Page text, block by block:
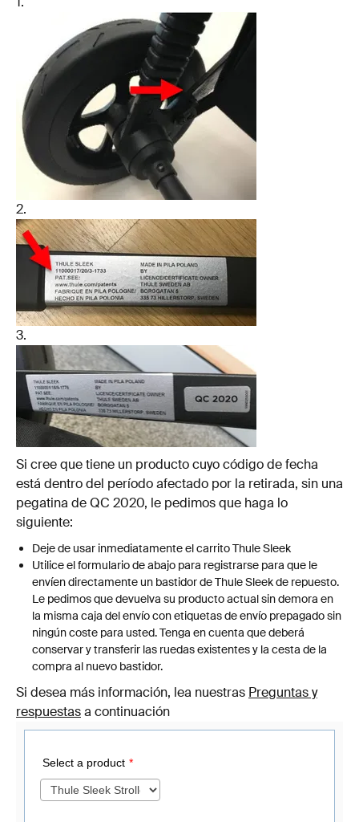
2.
3.
Si cree que tiene un producto cuyo código de fecha
está dentro del período afectado por la retirada, sin una
pegatina de QC 2020, le pedimos que haga lo
siguiente:
Deje de usar inmediatamente el carrito Thule Sleek
Utilice el formulario de abajo para registrarse para que le
envíen directamente un bastidor de Thule Sleek de repuesto.
Le pedimos que devuelva su producto actual sin demora en
la misma caja del envío con etiquetas de envío prepagado sin
ningún coste para usted. Tenga en cuenta que deberá
conservar y transferir las ruedas existentes y la cesta de la
compra al nuevo bastidor.
Si desea más información, lea nuestras Preguntas y
respuestasa continuación